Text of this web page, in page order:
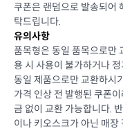
쿠폰은 랜덤으로 발송되어
탁드립니다.
유의사항
품목형은 동일 품목으로만
용 시 사용이 불가하거나
동일 제품으로만 교환하시
가격 인상 전 발행된 쿠폰
금 없이 교환 가능합니다.
이나 키오스크가 아닌 매